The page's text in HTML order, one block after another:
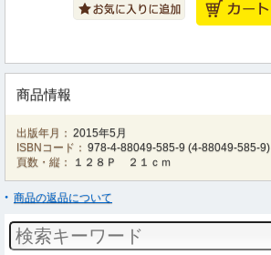
商品情報
出版年月： 2015年5月
ISBNコード： 978-4-88049-585-9 (4-88049-585-9)
頁数・縦：
１２８Ｐ ２１ｃｍ
商品の返品について